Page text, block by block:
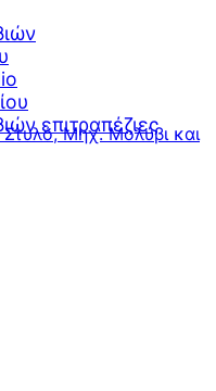
επιτραπέζιες
Μηχ. Μολύβι και